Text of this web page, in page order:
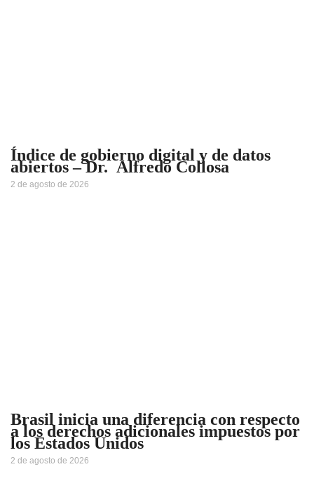
Índice de gobierno digital y de datos
abiertos – Dr. Alfredo Collosa
2 de agosto de 2026
Brasil inicia una diferencia con respecto
a los derechos adicionales impuestos por
los Estados Unidos
2 de agosto de 2026